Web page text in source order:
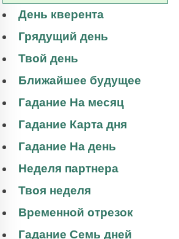
День кверента
Грядущий день
Твой день
Ближайшее будущее
Гадание На месяц
Гадание Карта дня
Гадание На день
Неделя партнера
Твоя неделя
Временной отрезок
Гадание Семь дней